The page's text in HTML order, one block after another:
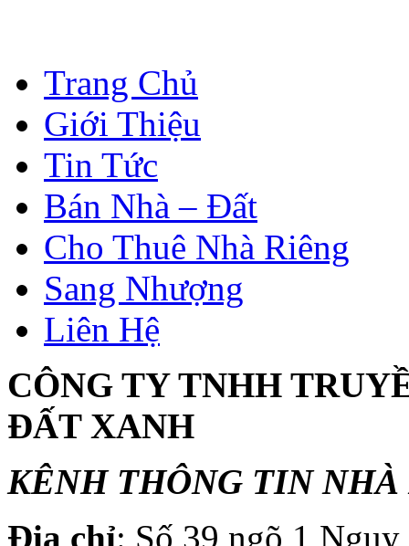
Trang Chủ
Giới Thiệu
Tin Tức
Bán Nhà – Đất
Cho Thuê Nhà Riêng
Sang Nhượng
Liên Hệ
CÔNG TY TNHH
ĐẤT XANH
KÊNH THÔNG TIN
Địa chỉ: Số 39 ngõ 1